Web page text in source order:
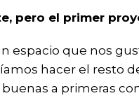
pero el primer
espacio que nos
hacer el resto
a primeras